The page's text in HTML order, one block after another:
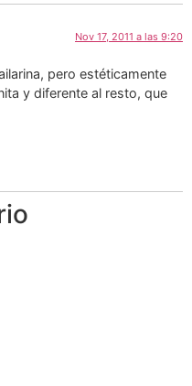
Nov 17, 2011 a las 9:20
pero estéticamente
y diferente al resto, que